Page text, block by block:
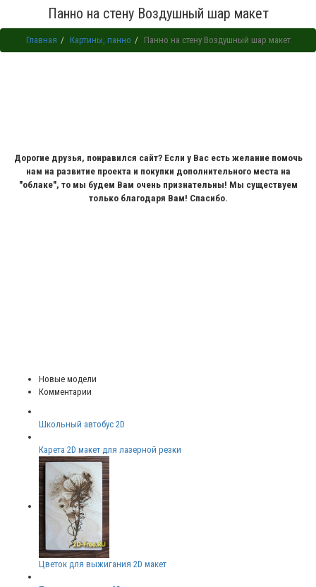
Панно на стену Воздушный шар макет
Главная Картины, панно Панно на стену Воздушный шар макет
Дорогие друзья, понравился сайт? Если у Вас есть желание помочь
нам на развитие проекта и покупки дополнительного места на
"облаке", то мы будем Вам очень признательны! Мы существуем
только благодаря Вам! Спасибо.
Новые модели
Комментарии
Школьный автобус 2D
Карета 2D макет для лазерной резки
Цветок для выжигания 2D макет